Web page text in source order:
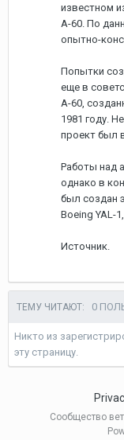
известном
А-60. По
опытно-
Попытки
еще в
А-60,
1981 году.
проект был
Работы над
однако в
был создан
Boeing YAL-
Источник.
ТЕМУ ЧИТАЮТ: 0
Никто из
эту страницу.
Сообщество